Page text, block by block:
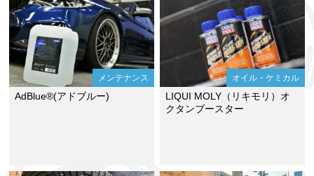
メンテナンス
AdBlue®(アドブルー)
オイル・ケミカル
LIQUI MOLY（リキモリ）オ
クタンブースター